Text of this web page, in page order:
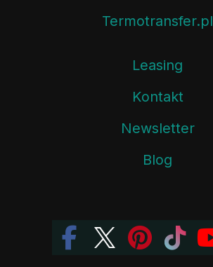
Termotransfer.pl
Leasing
Kontakt
Newsletter
Blog